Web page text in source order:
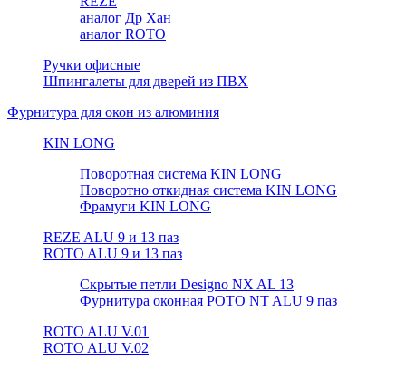
аналог Др Хан
аналог ROTO
Ручки офисные
Шпингалеты для дверей из ПВХ
Фурнитура для окон из алюминия
KIN LONG
Поворотная система KIN LONG
Поворотно откидная система KIN LONG
Фрамуги KIN LONG
REZE ALU 9 и 13 паз
ROTO ALU 9 и 13 паз
Скрытые петли Designo NX AL 13
Фурнитура оконная РОТО NT ALU 9 паз
ROTO ALU V.01
ROTO ALU V.02